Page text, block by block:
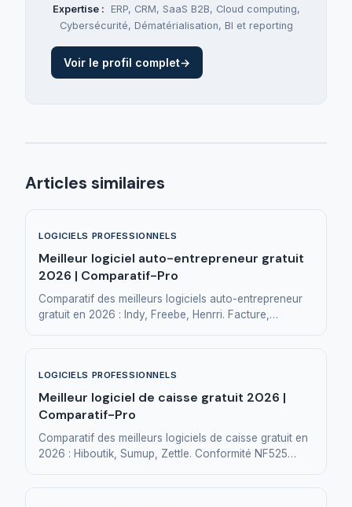
Expertise : ERP, CRM, SaaS B2B, Cloud computing,
Cybersécurité, Dématérialisation, BI et reporting
Voir le profil complet→
Articles similaires
LOGICIELS PROFESSIONNELS
Meilleur logiciel auto-entrepreneur gratuit
2026 | Comparatif-Pro
Comparatif des meilleurs logiciels auto-entrepreneur
gratuit en 2026 : Indy, Freebe, Henrri. Facture,
LOGICIELS PROFESSIONNELS
Meilleur logiciel de caisse gratuit 2026 |
Comparatif-Pro
Comparatif des meilleurs logiciels de caisse gratuit en
2026 : Hiboutik, Sumup, Zettle. Conformité NF525